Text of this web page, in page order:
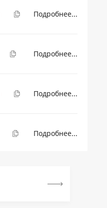
Подробнее...
Подробнее...
Подробнее...
Подробнее...